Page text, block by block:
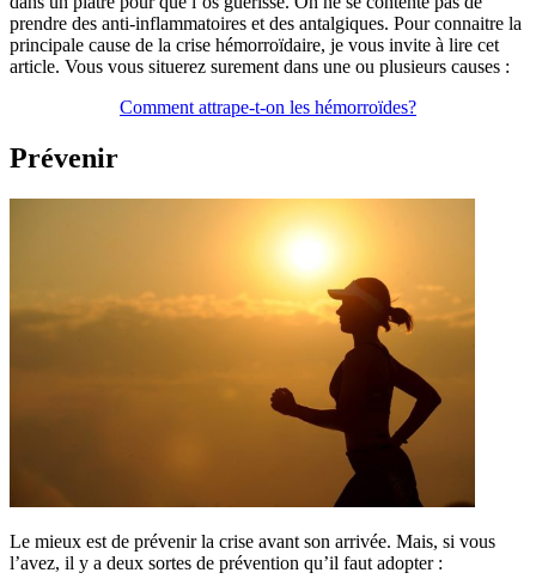
prendre des anti-inflammatoires et des antalgiques. Pour connaitre la
principale cause de la crise hémorroïdaire, je vous invite à lire cet
article. Vous vous situerez surement dans une ou plusieurs causes :
Comment attrape-t-on les hémorroïdes?
Prévenir
Le mieux est de prévenir la crise avant son arrivée. Mais, si vous
l’avez, il y a deux sortes de prévention qu’il faut adopter :